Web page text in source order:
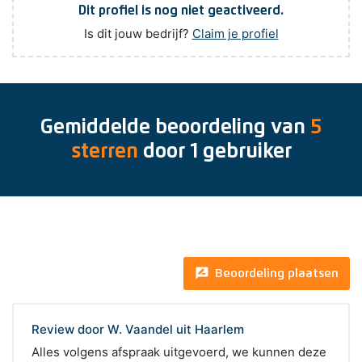
Dit profiel is nog niet geactiveerd.
Is dit jouw bedrijf? Claim je profiel
Gemiddelde beoordeling van 5
sterren door 1 gebruiker
rate_review Beoordeling plaatsen
Review door W. Vaandel uit Haarlem
Alles volgens afspraak uitgevoerd, we kunnen deze